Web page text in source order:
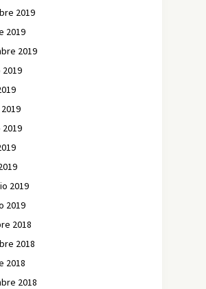
2019
2019
2019
2019
2019
2018
2018
2018
2018